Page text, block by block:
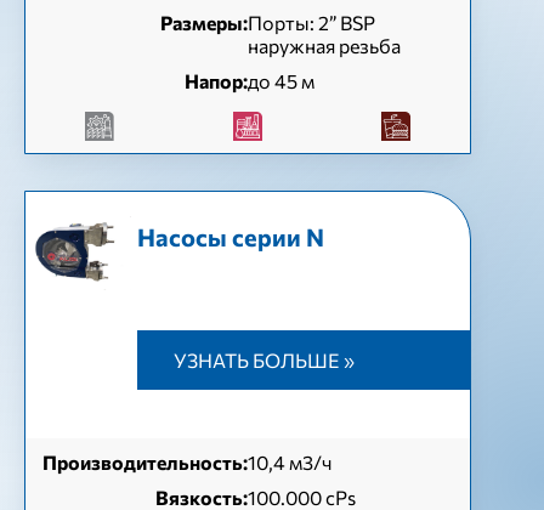
Размеры:Порты: 2” BSP
наружная резьба
Напор:до 45 м
Насосы серии N
УЗНАТЬ БОЛЬШЕ »
Производительность:10,4 м3/ч
Вязкость:100.000 cPs